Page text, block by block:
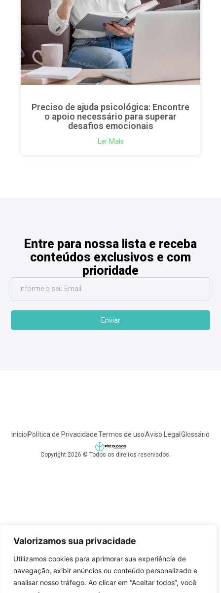
Valorizamos sua privacidade
Utilizamos cookies para aprimorar sua experiência de
navegação, exibir anúncios ou conteúdo personalizado e
analisar nosso tráfego. Ao clicar em “Aceitar todos”, você
Preciso de ajuda psicológica: Encontre
o apoio necessário para superar
desafios emocionais
Ler Mais
Entre para nossa lista e receba
conteúdos exclusivos e com
prioridade
Enviar
Início Política de PrivacidadeTermos de usoAviso Legal Glossário
Copyright 2026 © Todos os direitos reservados.